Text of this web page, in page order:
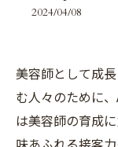
2024/04/08
美容師として成
む人々のために
は美容師の育成